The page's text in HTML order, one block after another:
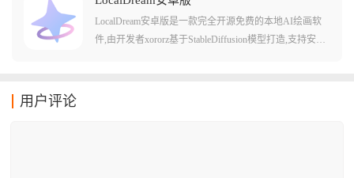
化的交流体验和用法，可以让用户们感觉非常贴心的使
用方法和场景哦!
LocalDream安卓版是一款完全开源免费的本地AI绘画软
件,由开发者xororz基于StableDiffusion模型打造,支持安卓
用户评论